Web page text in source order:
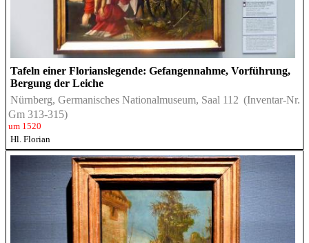
Tafeln einer Florianslegende: Gefangennahme, Vorführung,
Bergung der Leiche
Nürnberg, Germanisches Nationalmuseum, Saal 112 (Inventar-Nr.
Gm 313-315)
um 1520
Hl. Florian